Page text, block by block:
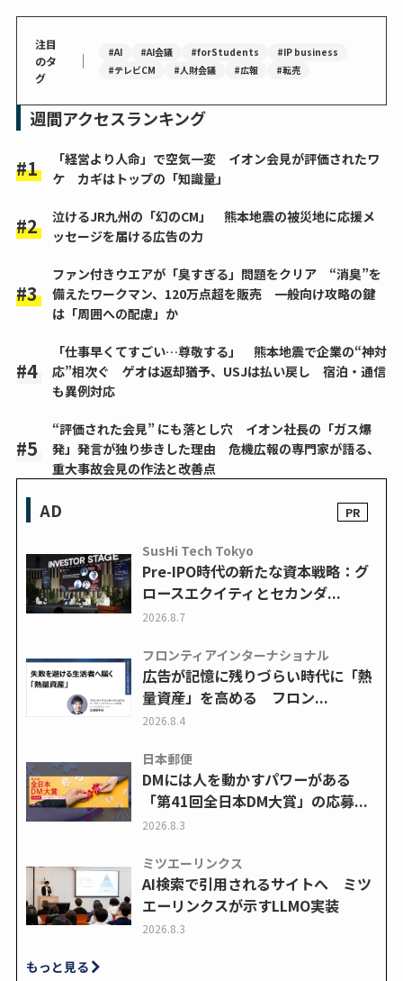
注目
のタ
グ
｜ #AI #AI会議 #forStudents
#IP business
#テレビCM
#人財会議 #広報 #転売
週間アクセスランキング
「経営より人命」で空気一変 イオン会見が評価されたワ
ケ カギはトップの「知識量」
泣けるJR九州の「幻のCM」 熊本地震の被災地に応援メ
ッセージを届ける広告の力
ファン付きウエアが「臭すぎる」問題をクリア “消臭”を
備えたワークマン、120万点超を販売 一般向け攻略の鍵
は「周囲への配慮」か
「仕事早くてすごい…尊敬する」 熊本地震で企業の“神対
応”相次ぐ ゲオは返却猶予、USJは払い戻し 宿泊・通信
も異例対応
“評価された会見” にも落とし穴 イオン社長の「ガス爆
発」発言が独り歩きした理由 危機広報の専門家が語る、
重大事故会見の作法と改善点
AD
SusHi Tech Tokyo
Pre-IPO時代の新たな資本戦略：グ
ロースエクイティとセカンダ...
2026.8.7
フロンティアインターナショナル
広告が記憶に残りづらい時代に「熱
量資産」を高める フロン...
2026.8.4
日本郵便
DMには人を動かすパワーがある
「第41回全日本DM大賞」の応募...
2026.8.3
ミツエーリンクス
AI検索で引用されるサイトへ ミツ
エーリンクスが示すLLMO実装
2026.8.3
もっと見る